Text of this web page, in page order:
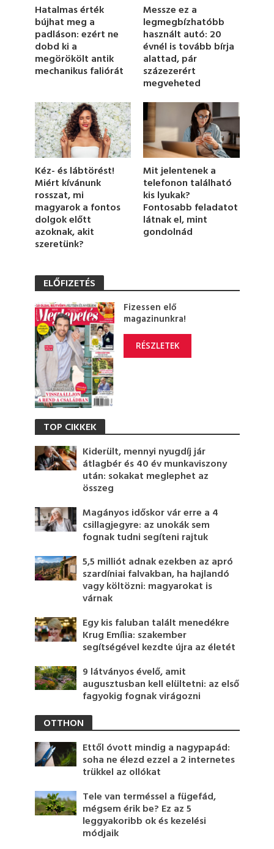
m
i
n
u
t
e
,
s
e
c
o
n
d
s
Hatalmas érték
bújhat meg a
padláson: ezért ne
dobd ki a
megörökölt antik
mechanikus faliórát
Messze ez a
legmegbízhatóbb
használt autó: 20
évnél is tovább bírja
alattad, pár
százezerért
megveheted
Kéz- és lábtörést!
Miért kívánunk
rosszat, mi
magyarok a fontos
dolgok előtt
azoknak, akit
szeretünk?
Mit jelentenek a
telefonon található
kis lyukak?
Fontosabb feladatot
látnak el, mint
gondolnád
ELŐFIZETÉS
Fizessen elő
magazinunkra!
RÉSZLETEK
TOP CIKKEK
Kiderült, mennyi nyugdíj jár
átlagbér és 40 év munkaviszony
után: sokakat meglephet az
összeg
Magányos időskor vár erre a 4
csillagjegyre: az unokák sem
fognak tudni segíteni rajtuk
5,5 milliót adnak ezekben az apró
szardíniai falvakban, ha hajlandó
vagy költözni: magyarokat is
várnak
Egy kis faluban talált menedékre
Krug Emília: szakember
segítségével kezdte újra az életét
9 látványos évelő, amit
augusztusban kell elültetni: az első
fagyokig fognak virágozni
OTTHON
Ettől óvott mindig a nagypapád:
soha ne élezd ezzel a 2 internetes
trükkel az ollókat
Tele van terméssel a fügefád,
mégsem érik be? Ez az 5
leggyakoribb ok és kezelési
módjaik